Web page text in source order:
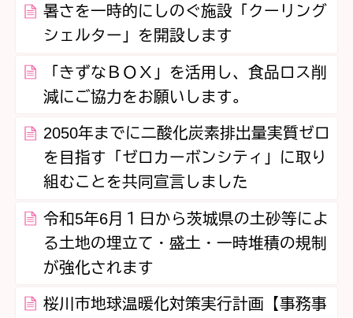
暑さを一時的にしのぐ施設「クーリング
シェルター」を開設します
「きずなＢＯＸ」を活用し、食品ロス削
減にご協力をお願いします。
2050年までに二酸化炭素排出量実質ゼロ
を目指す「ゼロカーボンシティ」に取り
組むことを共同宣言しました
令和5年6月１日から茨城県の土砂等によ
る土地の埋立て・盛土・一時堆積の規制
が強化されます
桜川市地球温暖化対策実行計画【事務事